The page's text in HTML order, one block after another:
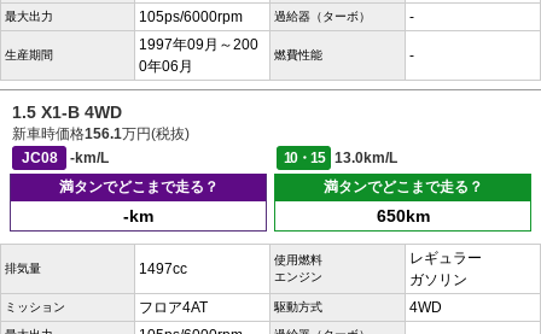
最大出力 105ps/6000rpm 過給器（ターボ） -
生産期間
1997年09月～200
0年06月
燃費性能 -
1.5 X1-B 4WD
新車時価格156.1万円(税抜)
JC08
-km/L 10・15
13.0km/L
満タンでどこまで走る？
-km
満タンでどこまで走る？
650km
排気量 1497cc
使用燃料
エンジン
レギュラー
ガソリン
ミッション フロア4AT 駆動方式 4WD